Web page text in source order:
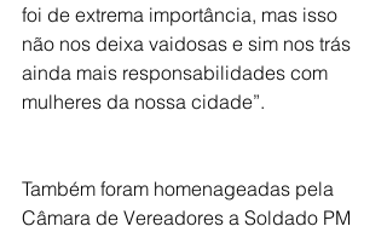
foi de extrema importância, mas isso
não nos deixa vaidosas e sim nos trás
ainda mais responsabilidades com
mulheres da nossa cidade”.
Também foram homenageadas pela
Câmara de Vereadores a Soldado PM